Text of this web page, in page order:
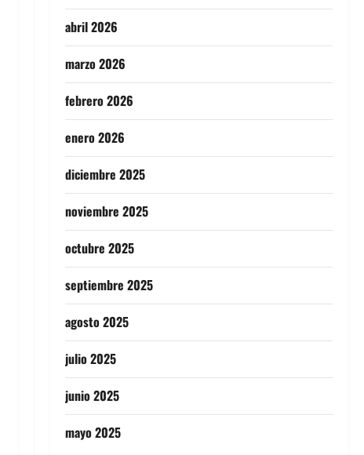
abril 2026
marzo 2026
febrero 2026
enero 2026
diciembre 2025
noviembre 2025
octubre 2025
septiembre 2025
agosto 2025
julio 2025
junio 2025
mayo 2025